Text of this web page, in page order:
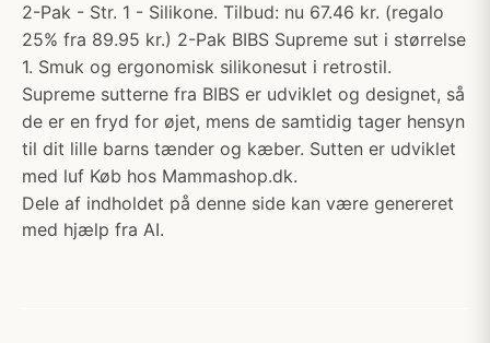
2-Pak - Str. 1 - Silikone. Tilbud: nu 67.46 kr. (regalo
25% fra 89.95 kr.) 2-Pak BIBS Supreme sut i størrelse
1. Smuk og ergonomisk silikonesut i retrostil.
Supreme sutterne fra BIBS er udviklet og designet, så
de er en fryd for øjet, mens de samtidig tager hensyn
til dit lille barns tænder og kæber. Sutten er udviklet
med luf Køb hos Mammashop.dk.
Dele af indholdet på denne side kan være genereret
med hjælp fra AI.